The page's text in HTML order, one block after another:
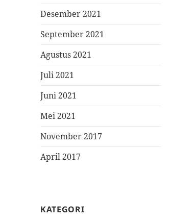
Desember 2021
September 2021
Agustus 2021
Juli 2021
Juni 2021
Mei 2021
November 2017
April 2017
KATEGORI